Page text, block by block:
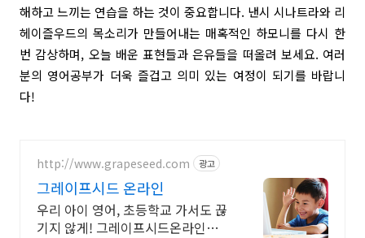
해하고 느끼는 연습을 하는 것이 중요합니다. 낸시 시나트라와 리
헤이즐우드의 목소리가 만들어내는 매혹적인 하모니를 다시 한
번 감상하며, 오늘 배운 표현들과 은유들을 떠올려 보세요. 여러
분의 영어공부가 더욱 즐겁고 의미 있는 여정이 되기를 바랍니
다!
http://www.grapeseed.com 광고
그레이프시드 온라인
우리 아이 영어, 초등학교 가서도 끊
기지 않게! 그레이프시드온라인해